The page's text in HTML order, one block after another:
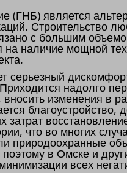
(ГНБ) является
Строительство
с большим
наличие мощной
надолго
вносить изменения в
затрат
что во многих
природоохранные
в Омске и
всех